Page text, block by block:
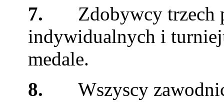
7. Zdobywcy trzech
indywidualnych i
medale.
8. Wszyscy